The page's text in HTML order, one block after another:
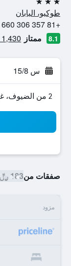
3 نجوم
طوكيو، اليابان
+81 357 306 660
8.1 ممتاز 1,430 من التقييمات تم التحقق منها
س 15/8
2 من الضيوف، غرفة واحدة
صفقات من183 ﷼
مزود